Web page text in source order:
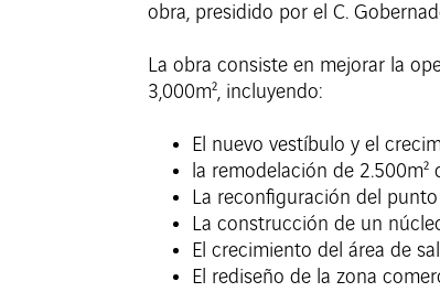
obra, presidido por el C.
La obra consiste en mejorar la
3,000m², incluyendo:
El nuevo vestíbulo y el
la remodelación de 2.500m²
La reconfiguración del
La construcción de un
El crecimiento del área de
El rediseño de la zona